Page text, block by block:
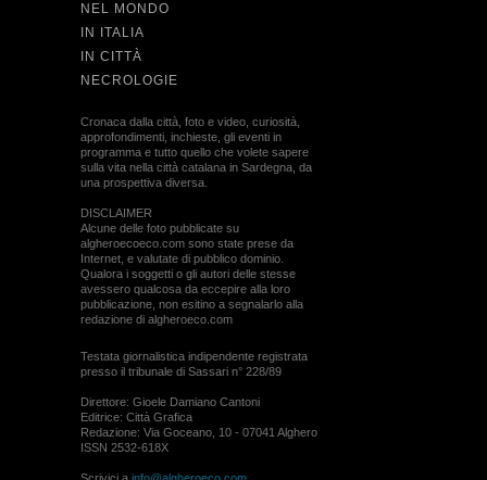
NEL MONDO
IN ITALIA
IN CITTÀ
NECROLOGIE
Cronaca dalla città, foto e video, curiosità,
approfondimenti, inchieste, gli eventi in
programma e tutto quello che volete sapere
sulla vita nella città catalana in Sardegna, da
una prospettiva diversa.
DISCLAIMER
Alcune delle foto pubblicate su
algheroecoeco.com sono state prese da
Internet, e valutate di pubblico dominio.
Qualora i soggetti o gli autori delle stesse
avessero qualcosa da eccepire alla loro
pubblicazione, non esitino a segnalarlo alla
redazione di algheroeco.com
Testata giornalistica indipendente registrata
presso il tribunale di Sassari n° 228/89
Direttore: Gioele Damiano Cantoni
Editrice: Città Grafica
Redazione: Via Goceano, 10 - 07041 Alghero
ISSN 2532-618X